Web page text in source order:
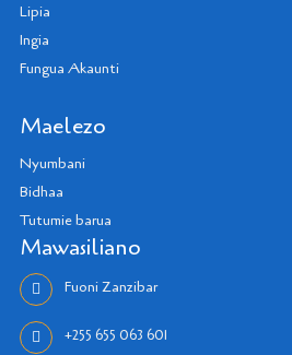
Lipia
Ingia
Fungua Akaunti
Maelezo
Nyumbani
Bidhaa
Tutumie barua
Mawasiliano
Fuoni Zanzibar
+255 655 063 601